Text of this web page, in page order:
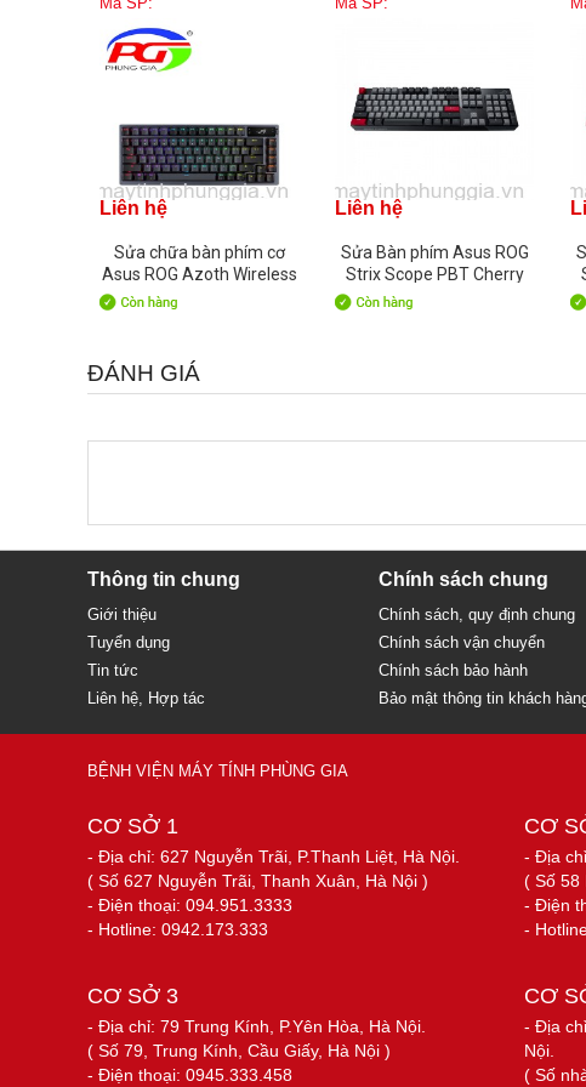
Liên hệ
Sửa chữa bàn phím cơ
Asus ROG Azoth Wireless
NX Red switch
Liên hệ
Sửa Bàn phím Asus ROG
Strix Scope PBT Cherry
Switch Blue
ĐÁNH GIÁ
Thông tin chung
Giới thiệu
Tuyển dụng
Tin tức
Liên hệ, Hợp tác
Chính sách chung
Chính sách, quy định chung
Chính sách vận chuyển
Chính sách bảo hành
Bảo mật thông tin khách
BỆNH VIỆN MÁY TÍNH PHÙNG GIA
CƠ SỞ 1
- Địa chỉ: 627 Nguyễn Trãi, P.Thanh Liệt, Hà Nội.
( Số 627 Nguyễn Trãi, Thanh Xuân, Hà Nội )
- Điện thoại: 094.951.3333
- Hotline: 0942.173.333
CƠ
- Địa
( Số 58
- Điện
-
CƠ SỞ 3
- Địa chỉ: 79 Trung Kính, P.Yên Hòa, Hà Nội.
( Số 79, Trung Kính, Cầu Giấy, Hà Nội )
- Điện thoại: 0945.333.458
CƠ
- Địa
Nội.
( Số